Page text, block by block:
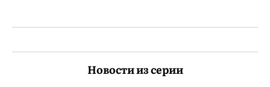
Новости из серии